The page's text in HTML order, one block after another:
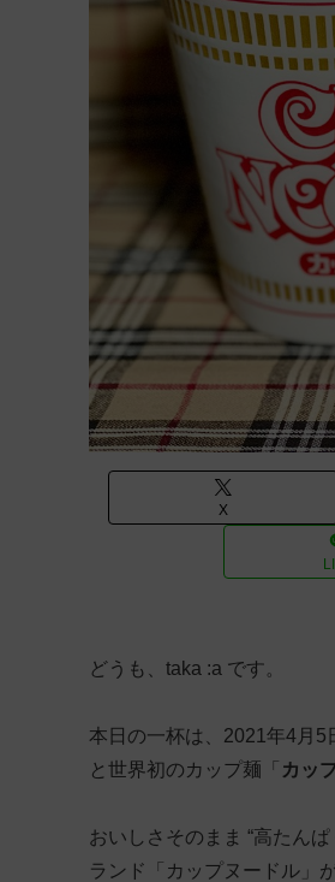
X
どうも、taka :a です。
本日の一杯は、2021年4月5
と世界初のカップ麺「 カッ
おいしさそのまま “高たん
ランド「カップヌードル」